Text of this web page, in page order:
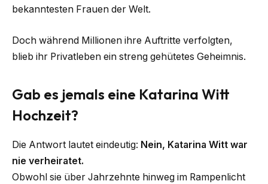
bekanntesten Frauen der Welt.
Doch während Millionen ihre Auftritte verfolgten,
blieb ihr Privatleben ein streng gehütetes Geheimnis.
Gab es jemals eine Katarina Witt
Hochzeit?
Die Antwort lautet eindeutig: Nein, Katarina Witt war
nie verheiratet.
Obwohl sie über Jahrzehnte hinweg im Rampenlicht